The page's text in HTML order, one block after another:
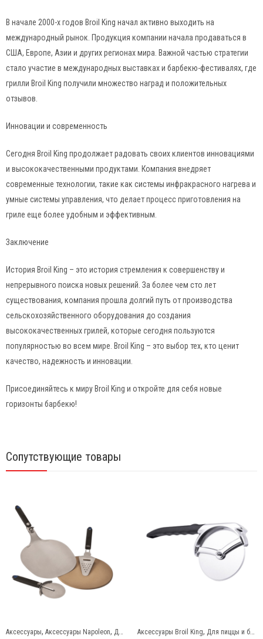
В начале 2000-х годов Broil King начал активно выходить на
международный рынок. Продукция компании начала продаваться в
США, Европе, Азии и других регионах мира. Важной частью стратегии
стало участие в международных выставках и барбекю-фестивалях, где
грилли Broil King получили множество наград и положительных
отзывов.
Инновации и современность
Сегодня Broil King продолжает радовать своих клиентов инновациями
и высококачественными продуктами. Компания внедряет
современные технологии, такие как системы инфракрасного нагрева и
умные системы управления, что делает процесс приготовления на
гриле еще более удобным и эффективным.
Заключение
История Broil King – это история стремления к совершенству и
непрерывного поиска новых решений. За более чем сто лет
существования, компания прошла долгий путь от производства
сельскохозяйственного оборудования до создания
высококачественных грилей, которые сегодня пользуются
популярностью во всем мире. Broil King – это выбор тех, кто ценит
качество, надежность и инновации.
Присоединяйтесь к миру Broil King и откройте для себя новые
горизонты барбекю!
Сопутствующие товары
,Для пиццы и бургеров Аксессуары Broil King, Для пиццы и бургеров Аксессуары Ooni,Для